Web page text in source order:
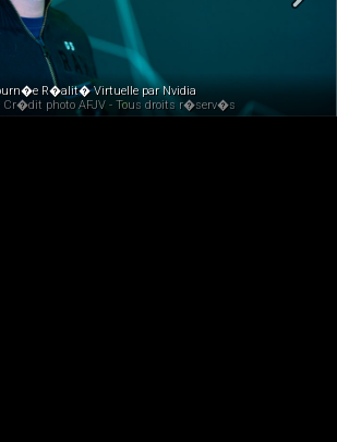
R�alit� Virtuelle par Nvidia
Cr�dit photo AFJV - Tous droits r�serv�s